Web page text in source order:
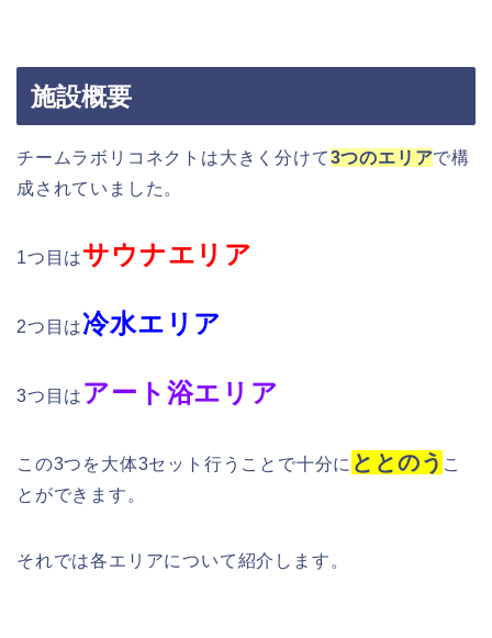
施設概要
チームラボリコネクトは大きく分けて3つのエリアで構
成されていました。
1つ目はサウナエリア
2つ目は冷水エリア
3つ目は アート浴エリア
この3つを大体3セット行うことで十分に ととのう こ
とができます。
それでは各エリアについて紹介します。